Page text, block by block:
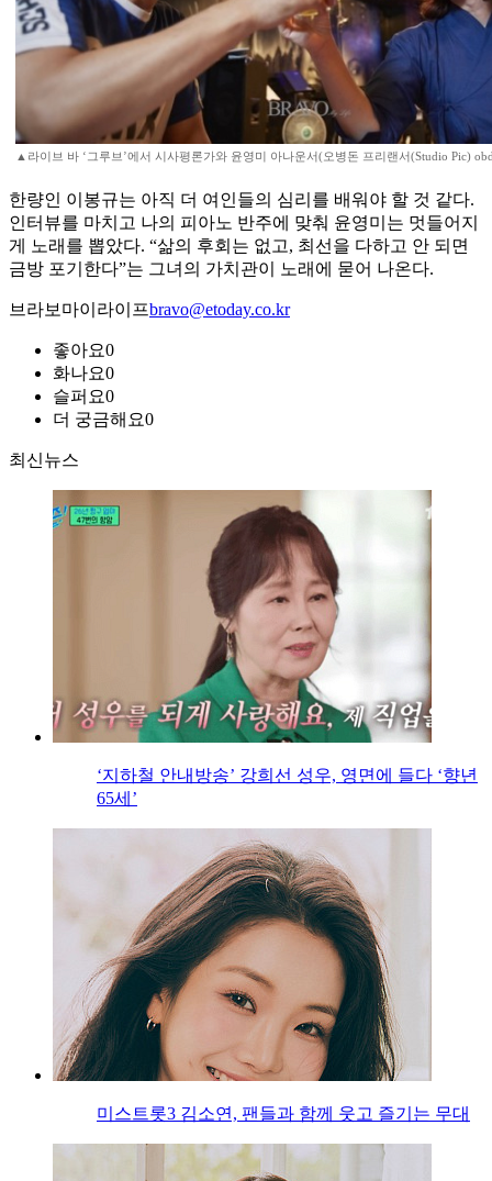
▲라이브 바 ‘그루브’에서 시사평론가와 윤영미 아나운서(오병돈 프리랜서(Studio Pic)
한량인 이봉규는 아직 더 여인들의 심리를 배워야 할 것 같다.
인터뷰를 마치고 나의 피아노 반주에 맞춰 윤영미는 멋들어지
게 노래를 뽑았다. “삶의 후회는 없고, 최선을 다하고 안 되면
금방 포기한다”는 그녀의 가치관이 노래에 묻어 나온다.
브라보마이라이프bravo@etoday.co.kr
좋아요0
화나요0
슬퍼요0
더 궁금해요0
최신뉴스
‘지하철 안내방송’ 강희선 성우, 영면에 들다 ‘향년
65세’
미스트롯3 김소연, 팬들과 함께 웃고 즐기는 무대